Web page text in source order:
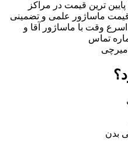
ترین قیمت در مراکز
قیمت ماساژور علمی و تضمینی
وقت با ماساژور آقا و
تماس
بدن